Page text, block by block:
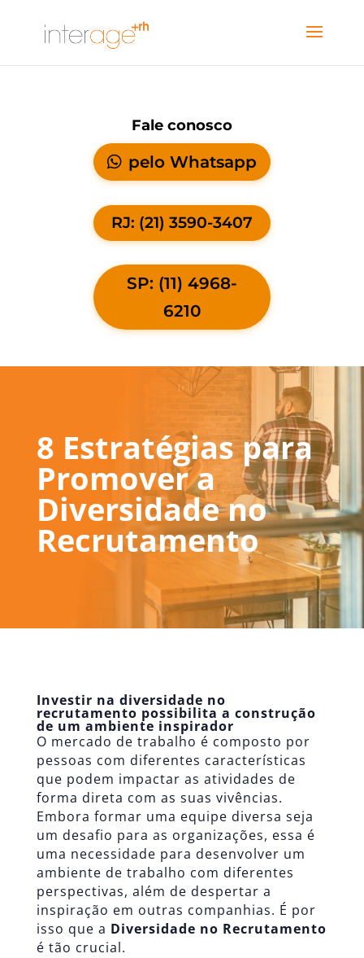
Fale conosco
pelo Whatsapp
RJ: (21) 3590-3407
SP: (11) 4968-
6210
8 Estratégias para
Promover a
Diversidade no
Recrutamento
Investir na diversidade no
recrutamento possibilita a construção
de um ambiente inspirador
O mercado de trabalho é composto por
pessoas com diferentes características
que podem impactar as atividades de
forma direta com as suas vivências.
Embora formar uma equipe diversa seja
um desafio para as organizações, essa é
uma necessidade para desenvolver um
ambiente de trabalho com diferentes
perspectivas, além de despertar a
inspiração em outras companhias. É por
isso que a Diversidade no Recrutamento
é tão crucial.